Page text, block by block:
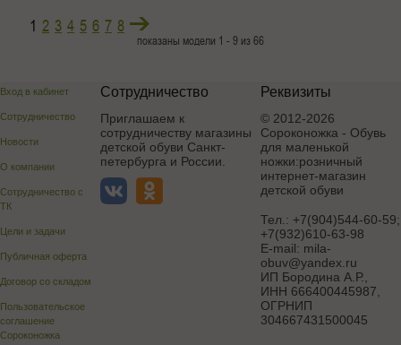
1 2 3 4 5 6 7 8
показаны модели 1 - 9 из 66
Вход в кабинет
Сотрудничество
Новости
О компании
Сотрудничество с
ТК
Цели и задачи
Публичная оферта
Договор со складом
Пользовательское
соглашение
Сороконожка
Сотрудничество
Приглашаем к
сотрудничеству магазины
детской обуви Санкт-
петербурга и России.
Реквизиты
© 2012-2026
Сороконожка - Обувь
для маленькой
ножки:розничный
интернет-магазин
детской обуви
Тел.: +7(904)544-60-59;
+7(932)610-63-98
E-mail: mila-
obuv@yandex.ru
ИП Бородина А.Р.
ИНН 666400445987,
ОГРНИП
304667431500045